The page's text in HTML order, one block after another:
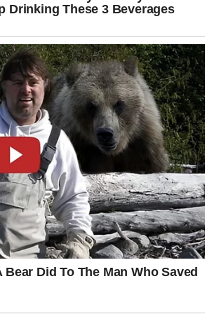
mogao bi vam otvoriti potpuno novu
vam drugi govore.
PAMTITI DUŽE NEGO
donosi događaj koji će u početku
ali će kasnije imati veliki uticaj na